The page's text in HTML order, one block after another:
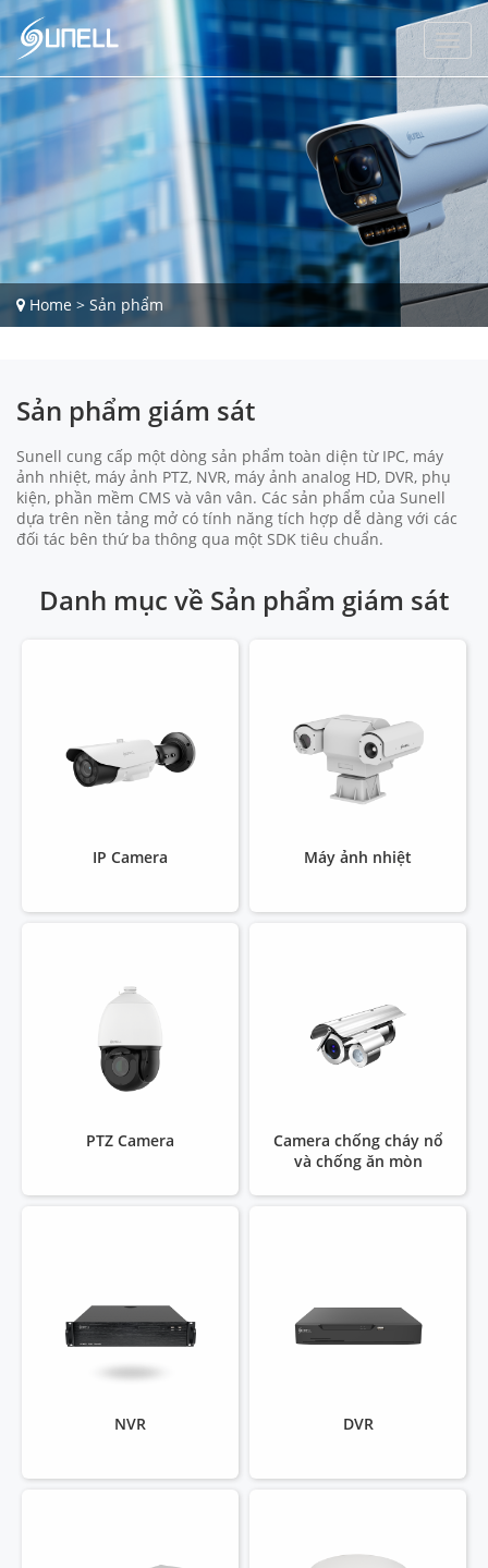
Home > Sản phẩm
Sản phẩm giám sát
Sunell cung cấp một dòng sản phẩm toàn diện từ IPC, máy
ảnh nhiệt, máy ảnh PTZ, NVR, máy ảnh analog HD, DVR, phụ
kiện, phần mềm CMS và vân vân. Các sản phẩm của Sunell
dựa trên nền tảng mở có tính năng tích hợp dễ dàng với các
đối tác bên thứ ba thông qua một SDK tiêu chuẩn.
Danh mục về Sản phẩm giám sát
IP Camera Máy ảnh nhiệt
PTZ Camera
Camera chống cháy nổ
và chống ăn mòn
NVR DVR